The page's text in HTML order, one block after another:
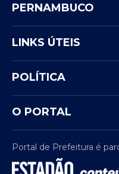
PERNAMBUCO
LINKS ÚTEIS
POLÍTICA
O PORTAL
Portal de Prefeitura é